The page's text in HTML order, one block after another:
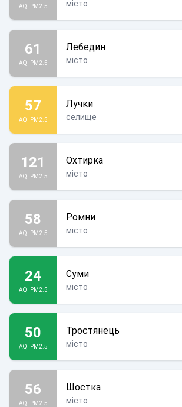
AQI PM2.5 місто
61
AQI PM2.5
Лебедин
місто
57
AQI PM2.5
Лучки
селище
121
AQI PM2.5
Охтирка
місто
58
AQI PM2.5
Ромни
місто
24
AQI PM2.5
Суми
місто
50
AQI PM2.5
Тростянець
місто
56
AQI PM2.5
Шостка
місто